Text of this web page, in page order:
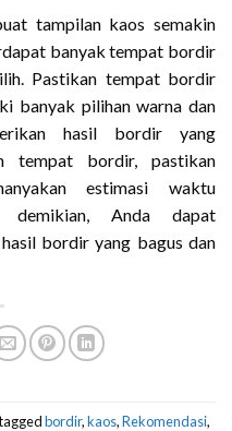
tampilan kaos semakin
banyak tempat bordir
Pastikan tempat bordir
banyak pilihan warna dan
hasil bordir yang
tempat bordir, pastikan
estimasi waktu
demikian, Anda dapat
bordir yang bagus dan
bordir,kaos,Rekomendasi,